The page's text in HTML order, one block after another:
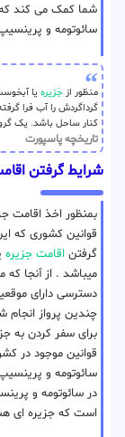
شما کمک می کند که
سائوتومه و
منظور از جَزیره یا
گرداگردش را آب فرا
کنار ساحل باشد. یک
تاریخچه پاسپورت
شرایط گرفتن
بمنظور اخذ اقامت
قوانین کشوری که
گرفتن اقامت جزیره
میباشد . از آنجا که
دسترسی دارای
چندین پرواز انجام
برای سفر کردن به
قوانین موجود در
سائوتومه و
در سائوتومه و
است که جزیره ای